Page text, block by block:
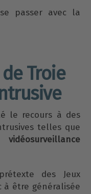
passer avec la
Troie
le recours à des
telles que
vidéosurveillance
des Jeux
à être généralisée